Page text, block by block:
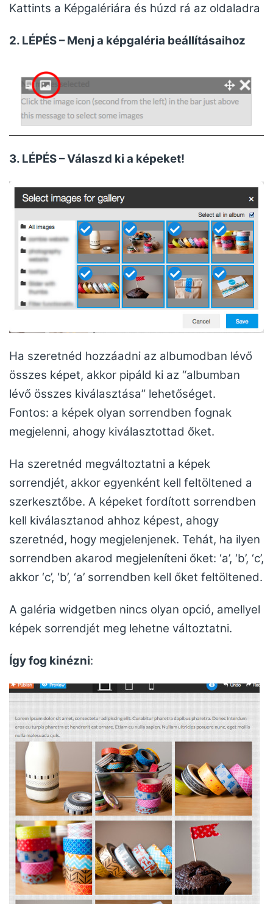
Kattints a Képgalériára és húzd rá az oldaladra
2. LÉPÉS – Menj a képgaléria beállításaihoz
3. LÉPÉS – Válaszd ki a képeket!
Ha szeretnéd hozzáadni az albumodban lévő
összes képet, akkor pipáld ki az “albumban
lévő összes kiválasztása” lehetőséget.
Fontos: a képek olyan sorrendben fognak
megjelenni, ahogy kiválasztottad őket.
Ha szeretnéd megváltoztatni a képek
sorrendjét, akkor egyenként kell feltöltened a
szerkesztőbe. A képeket fordított sorrendben
kell kiválasztanod ahhoz képest, ahogy
szeretnéd, hogy megjelenjenek. Tehát, ha ilyen
sorrendben akarod megjeleníteni őket: ‘a’, ‘b’, ‘c’,
akkor ‘c’, ‘b’, ‘a’ sorrendben kell őket feltöltened.
A galéria widgetben nincs olyan opció, amellyel
képek sorrendjét meg lehetne változtatni.
Így fog kinézni: